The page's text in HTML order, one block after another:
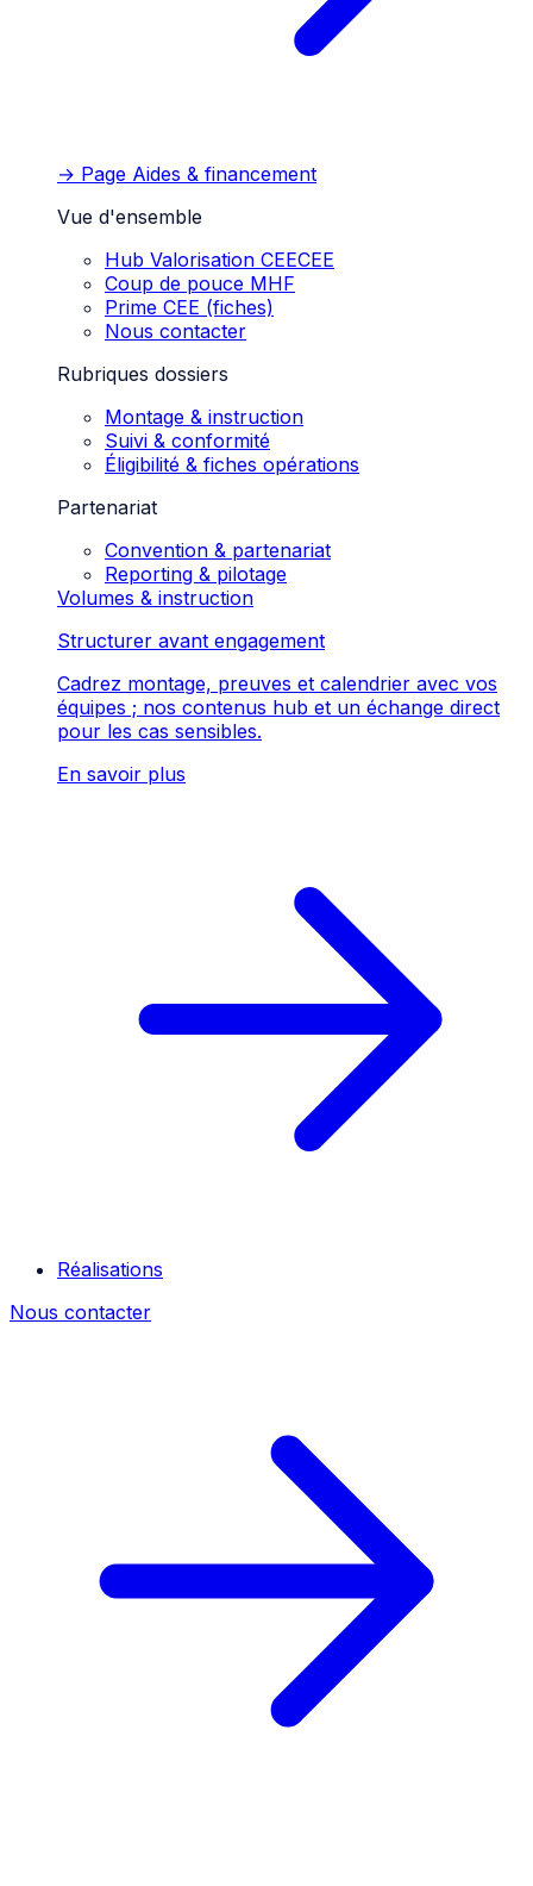
→ Page Aides & financement
Vue d'ensemble
Hub Valorisation CEECEE
Coup de pouce MHF
Prime CEE (fiches)
Nous contacter
Rubriques dossiers
Montage & instruction
Suivi & conformité
Éligibilité & fiches opérations
Partenariat
Convention & partenariat
Reporting & pilotage
Volumes & instruction
Structurer avant engagement
Cadrez montage, preuves et calendrier avec vos
équipes ; nos contenus hub et un échange direct
pour les cas sensibles.
En savoir plus
Réalisations
Nous contacter